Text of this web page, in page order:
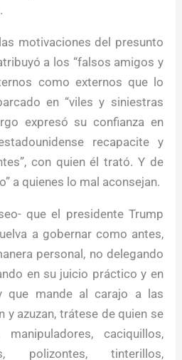
motivaciones del presunto
a los “falsos amigos y
como externos que lo
en “viles y siniestras
expresó su confianza en
recapacite y
con quien él trató. Y de
a quienes lo mal aconsejan.
que el presidente Trump
a gobernar como antes,
personal, no delegando
en su juicio práctico y en
que mande al carajo a las
y azuzan, trátese de quien se
caciquillos,
polizontes, tinterillos,